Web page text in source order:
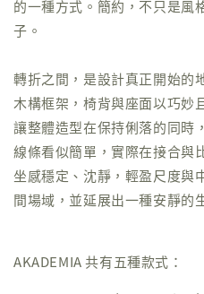
的一種方式。簡約，不只是風
子。
轉折之間，是設計真正開始的
木構框架，椅背與座面以巧妙
讓整體造型在保持俐落的同時
線條看似簡單，實際在接合與
坐感穩定、沈靜，輕盈尺度與
間場域，並延展出一種安靜的
AKADEMIA 共有五種款式：